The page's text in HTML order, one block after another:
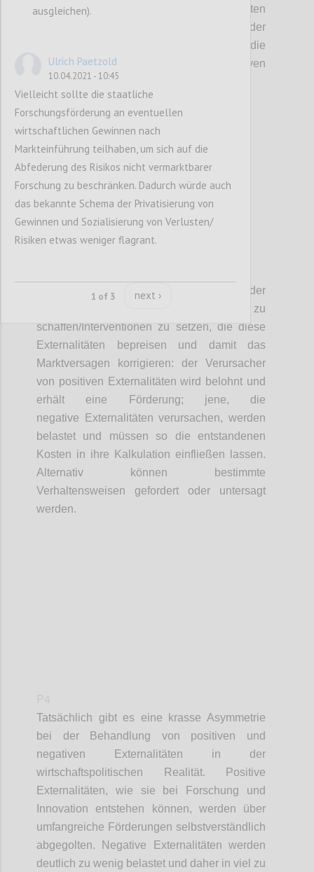
dafür nicht gerade stehen. Externalitäten
führen zu Marktversagen, weil der
Preismechanismus nicht funktioniert und die
Preise daher die positiven oder negativen
Externalitäten nicht widerspiegeln.
Eine wesentliche Aufgabe der
Wirtschaftspolitik ist es, Systeme zu
schaffen/Interventionen zu setzen, die diese
Externalitäten bepreisen und damit das
Marktversagen korrigieren: der Verursacher
von positiven Externalitäten wird belohnt und
erhält eine Förderung; jene, die
negative Externalitäten verursachen, werden
belastet und müssen so die entstandenen
Kosten in ihre Kalkulation einfließen lassen.
Alternativ können bestimmte
Verhaltensweisen gefordert oder untersagt
werden.
Tatsächlich gibt es eine krasse Asymmetrie
bei der Behandlung von positiven und
negativen Externalitäten in der
wirtschaftspolitischen Realität. Positive
Externalitäten, wie sie bei Forschung und
Innovation entstehen können, werden über
umfangreiche Förderungen selbstverständlich
abgegolten. Negative Externalitäten werden
deutlich zu wenig belastet und daher in viel zu
ausgleichen).
Ulrich Paetzold
10.04.2021 - 10:45
Vielleicht sollte die staatliche
Forschungsförderung an eventuellen
wirtschaftlichen Gewinnen nach
Markteinführung teilhaben, um sich auf die
Abfederung des Risikos nicht vermarktbarer
Forschung zu beschränken. Dadurch würde auch
das bekannte Schema der Privatisierung von
Gewinnen und Sozialisierung von Verlusten/
Risiken etwas weniger flagrant.
1 of 3 next ›